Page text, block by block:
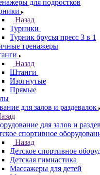
для подростков
Назад
Турники
Турник брусья пресс 3 в 1
тренажеры
Назад
Штанги
Изогнутые
Прямые
для залов и раздевалок
для залов и
спортивное
Назад
Детское спортивное
Детская гимнастика
Массажеры для детей